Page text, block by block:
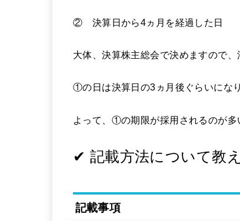
② 決算日から4ヵ月を経過した日
大体、決算株主総会で決めますので
①の日は決算日の3ヵ月後ぐらいになり
よって、①の期限が採用されるのが多
✔ 記載方法について教
記載事項